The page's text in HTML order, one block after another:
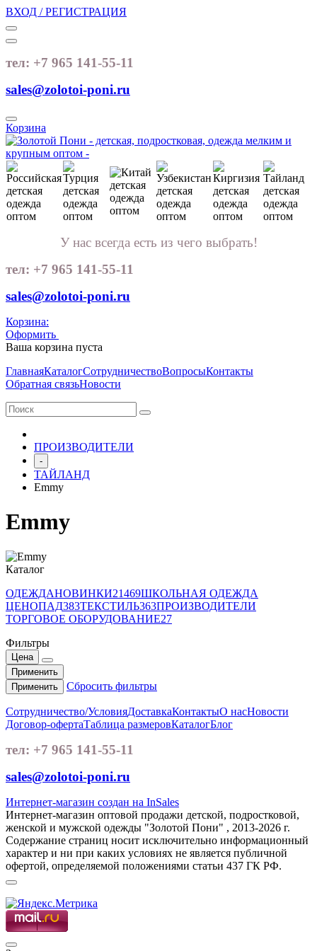
ВХОД / РЕГИСТРАЦИЯ
тел: +7 965 141-55-11
sales@zolotoi-poni.ru
Корзина
У нас всегда есть из чего выбрать!
тел: +7 965 141-55-11
sales@zolotoi-poni.ru
Корзина:
Оформить
Ваша корзина пуста
ГлавнаяКаталогСотрудничествоВопросыКонтакты
Обратная связьНовости
ПРОИЗВОДИТЕЛИ
-
ТАЙЛАНД
Emmy
Emmy
Каталог
ОДЕЖДАНОВИНКИ21469ШКОЛЬНАЯ ОДЕЖДА
ЦЕНОПАД383ТЕКСТИЛЬ363ПРОИЗВОДИТЕЛИ
ТОРГОВОЕ ОБОРУДОВАНИЕ27
Фильтры
Цена
Применить
Применить
Сбросить фильтры
Сотрудничество/УсловияДоставкаКонтактыО насНовости
Договор-офертаТаблица размеровКаталогБлог
тел: +7 965 141-55-11
sales@zolotoi-poni.ru
Интернет-магазин создан на InSales
Интернет-магазин оптовой продажи детской, подростковой,
женской и мужской одежды "Золотой Пони" , 2013-2026 г.
Содержание страниц носит исключительно информационный
характер и ни при каких условиях не является публичной
офертой, определяемой положениями статьи 437 ГК РФ.